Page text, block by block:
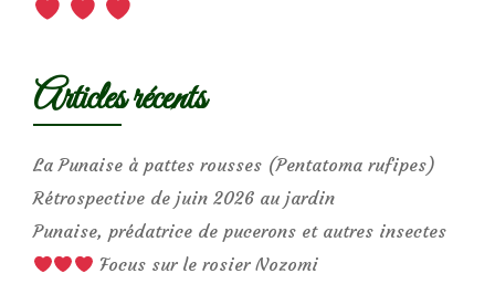
Articles récents
La Punaise à pattes rousses (Pentatoma rufipes)
Rétrospective de juin 2026 au jardin
Punaise, prédatrice de pucerons et autres insectes
Focus sur le rosier Nozomi